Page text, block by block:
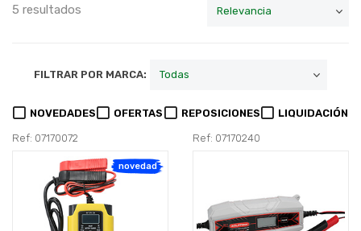
5 resultados
FILTRAR POR MARCA:
NOVEDADES OFERTAS REPOSICIONES LIQUIDACIÓN
Ref: 07170072
novedad
Ref: 07170240